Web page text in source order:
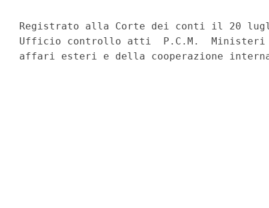
Registrato alla Corte dei conti il 20
Ufficio controllo atti  P.C.M.